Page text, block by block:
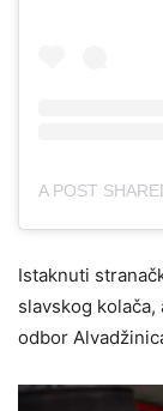
Istaknuti
slavskog
odbor